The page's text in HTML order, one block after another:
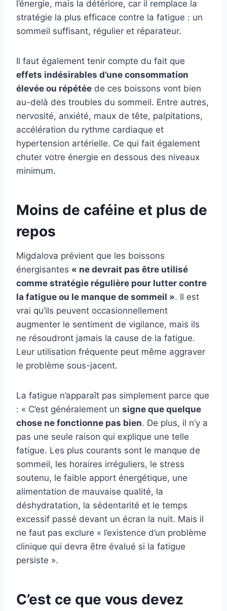
l’énergie, mais la détériore, car il remplace la
stratégie la plus efficace contre la fatigue : un
sommeil suffisant, régulier et réparateur.
Il faut également tenir compte du fait que
effets indésirables d’une consommation
élevée ou répétée de ces boissons vont bien
au-delà des troubles du sommeil. Entre autres,
nervosité, anxiété, maux de tête, palpitations,
accélération du rythme cardiaque et
hypertension artérielle. Ce qui fait également
chuter votre énergie en dessous des niveaux
minimum.
Moins de caféine et plus de
repos
Migdalova prévient que les boissons
énergisantes « ne devrait pas être utilisé
comme stratégie régulière pour lutter contre
la fatigue ou le manque de sommeil ». Il est
vrai qu’ils peuvent occasionnellement
augmenter le sentiment de vigilance, mais ils
ne résoudront jamais la cause de la fatigue.
Leur utilisation fréquente peut même aggraver
le problème sous-jacent.
La fatigue n’apparaît pas simplement parce que
: « C’est généralement un signe que quelque
chose ne fonctionne pas bien. De plus, il n’y a
pas une seule raison qui explique une telle
fatigue. Les plus courants sont le manque de
sommeil, les horaires irréguliers, le stress
soutenu, le faible apport énergétique, une
alimentation de mauvaise qualité, la
déshydratation, la sédentarité et le temps
excessif passé devant un écran la nuit. Mais il
ne faut pas exclure « l’existence d’un problème
clinique qui devra être évalué si la fatigue
persiste ».
C’est ce que vous devez